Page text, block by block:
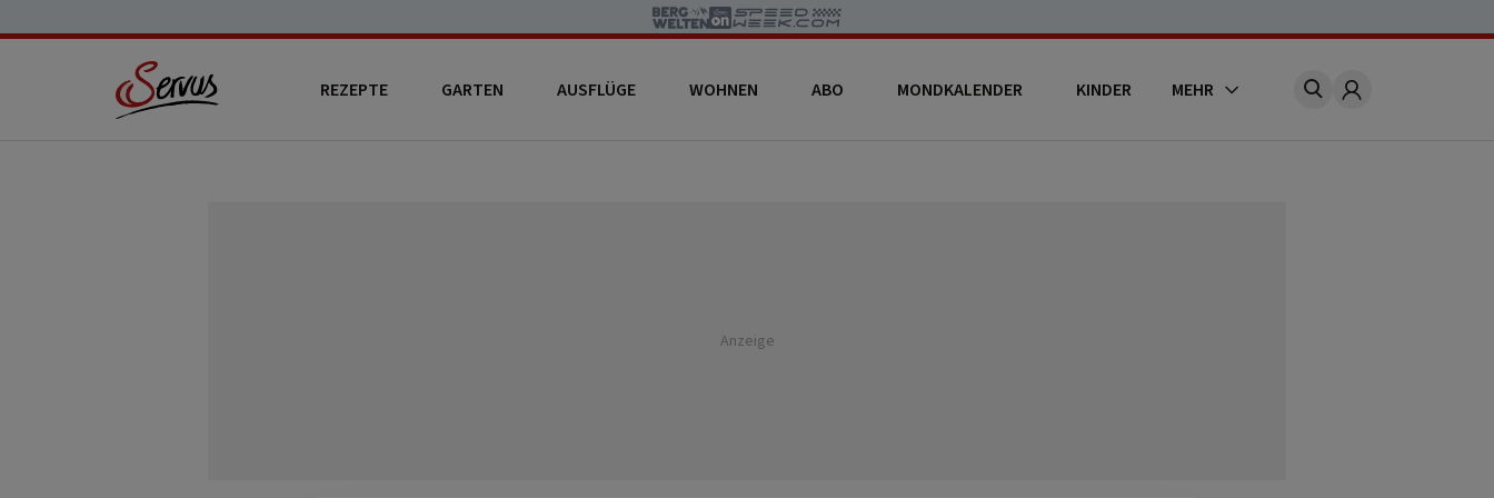
REZEPTE GARTEN AUSFLÜGE WOHNEN ABO MONDKALENDER KINDER MEHR Account
Anzeige